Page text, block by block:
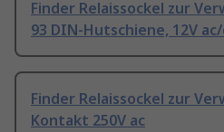
Finder Relaissockel zur
93 DIN-Hutschiene, 12V
Finder Relaissockel zur
Kontakt 250V ac